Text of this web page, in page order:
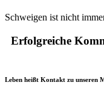
Schweigen ist nicht
Erfolgreiche
Leben heißt Kontakt zu unseren